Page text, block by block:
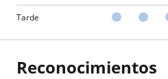
Tarde
Reconocimientos